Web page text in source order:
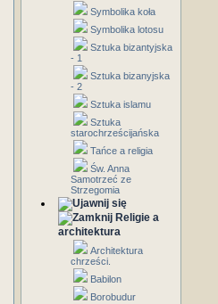
Symbolika koła
Symbolika lotosu
Sztuka bizantyjska
- 1
Sztuka bizanyjska
- 2
Sztuka islamu
Sztuka
starochrześcijańska
Tańce a religia
Św. Anna
Samotrzeć ze
Strzegomia
Religie a
architektura
Architektura
chrześci.
Babilon
Borobudur